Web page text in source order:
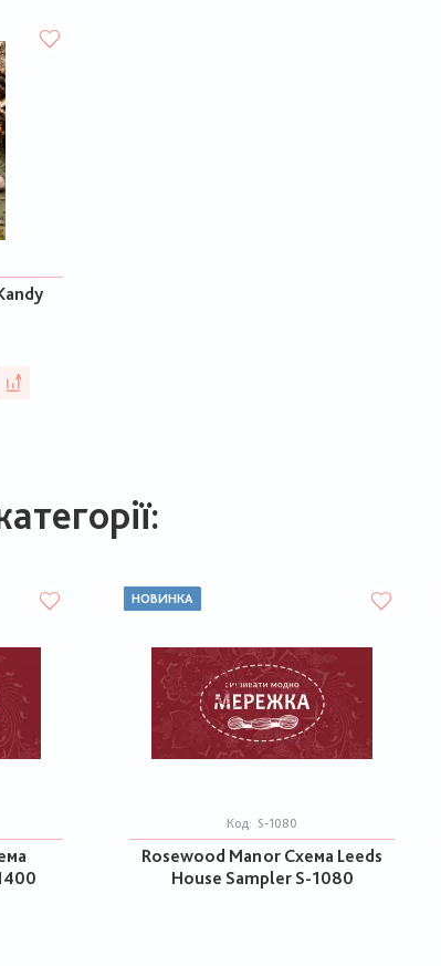
НОВИНКА
Код: S-1080
Rosewood Manor Схема Leeds
House Sampler S-1080